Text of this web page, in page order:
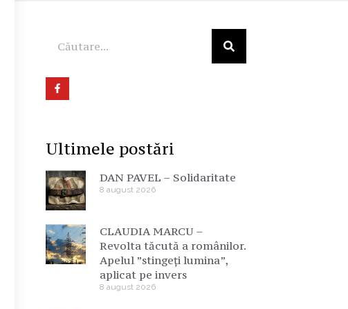
Ultimele postări
DAN PAVEL – Solidaritate
8 august 2026
CLAUDIA MARCU –
Revolta tăcută a românilor.
Apelul ”stingeți lumina”,
aplicat pe invers
8 august 2026